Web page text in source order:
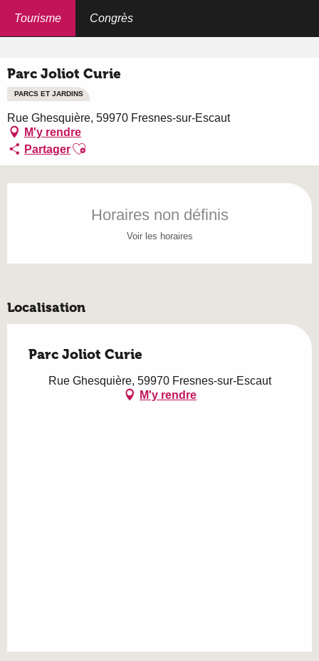
Tourisme Congrès
Parc Joliot Curie
PARCS ET JARDINS
Rue Ghesquière, 59970 Fresnes-sur-Escaut
M'y rendre
PartagerAjouter aux favoris
Horaires non définis
Voir les horaires
Localisation
Parc Joliot Curie
Rue Ghesquière, 59970 Fresnes-sur-Escaut
M'y rendre